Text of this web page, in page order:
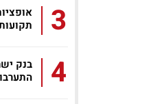
3
4
בנק
התערבות של